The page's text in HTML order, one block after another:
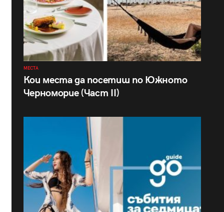
МЕСТА
Кои места да посетиш по Южното
Черноморие (Част II)